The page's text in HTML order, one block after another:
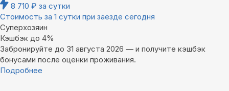
8 710 ₽ за сутки
Стоимость за 1 сутки при заезде сегодня
Суперхозяин
Кэшбэк до 4%
Забронируйте до 31 августа 2026 — и получите кэшбэк
бонусами после оценки проживания.
Подробнее